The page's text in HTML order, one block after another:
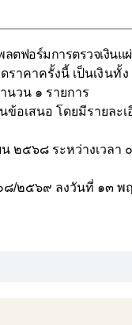
ตฟอร์มการตรวจเงินแ
ราคาครั้งนี้ เป็นเงินทั้ง
วน ๑ รายการ
อเสนอ โดยมีรายละเ
๒๕๖๘ ระหว่างเวลา
๘/๒๕๖๙ ลงวันที่ ๑๓ พ